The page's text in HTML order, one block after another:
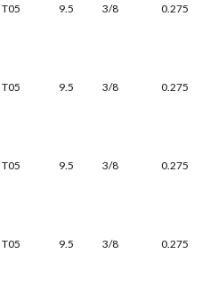
T05 9.5 3/8 0.275
T05 9.5 3/8 0.275
T05 9.5 3/8 0.275
T05 9.5 3/8 0.275